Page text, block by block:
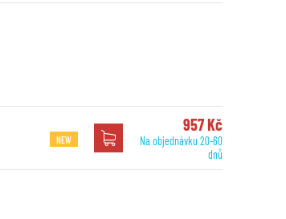
NEW
957 Kč
Na objednávku 20-60
dnů